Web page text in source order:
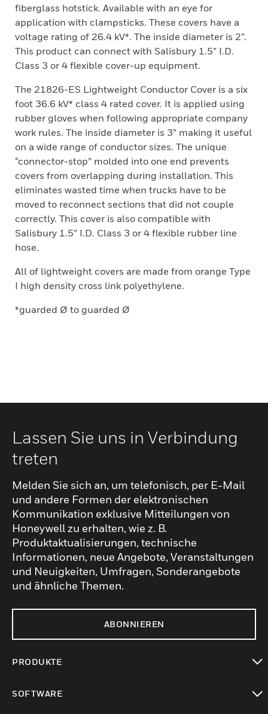
fiberglass hotstick. Available with an eye for
application with clampsticks. These covers have a
voltage rating of 26.4 kV*. The inside diameter is 2”.
This product can connect with Salisbury 1.5” I.D.
Class 3 or 4 flexible cover-up equipment.
The 21826-ES Lightweight Conductor Cover is a six
foot 36.6 kV* class 4 rated cover. It is applied using
rubber gloves when following appropriate company
work rules. The inside diameter is 3” making it useful
on a wide range of conductor sizes. The unique
“connector-stop” molded into one end prevents
covers from overlapping during installation. This
eliminates wasted time when trucks have to be
moved to reconnect sections that did not couple
correctly. This cover is also compatible with
Salisbury 1.5” I.D. Class 3 or 4 flexible rubber line
hose.
All of lightweight covers are made from orange Type
I high density cross link polyethylene.
*guarded Ø to guarded Ø
Lassen Sie uns in Verbindung
treten
Melden Sie sich an, um telefonisch, per E-Mail
und andere Formen der elektronischen
Kommunikation exklusive Mitteilungen von
Honeywell zu erhalten, wie z. B.
Produktaktualisierungen, technische
Informationen, neue Angebote, Veranstaltungen
und Neuigkeiten, Umfragen, Sonderangebote
und ähnliche Themen.
ABONNIEREN
PRODUKTE
SOFTWARE